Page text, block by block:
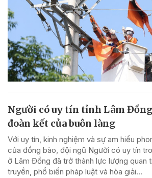
Người có uy tín tỉnh Lâm
đoàn kết của buôn làng
Với uy tín, kinh nghiệm và sự am hiểu
của đồng bào, đội ngũ Người có uy tín
ở Lâm Đồng đã trở thành lực lượng quan
truyền, phổ biến pháp luật và hòa giải...